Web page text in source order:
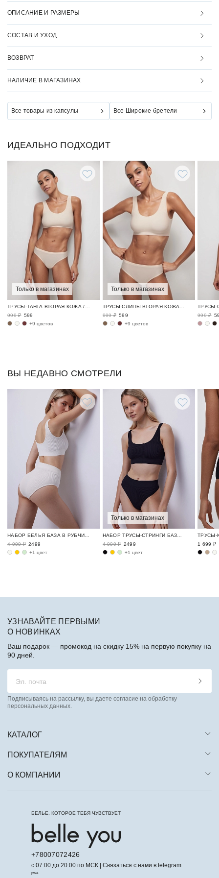
ОПИСАНИЕ И РАЗМЕРЫ
СОСТАВ И УХОД
ВОЗВРАТ
НАЛИЧИЕ В МАГАЗИНАХ
Все товары из капсулы Все Широкие бретели
ИДЕАЛЬНО ПОДХОДИТ
Только в магазинах
ТРУСЫ-ТАНГА ВТОРАЯ КОЖА / SKIN
999 ₽ 599
+9 цветов
Только в магазинах
ТРУСЫ-СЛИПЫ ВТОРАЯ КОЖА / SKIN
999 ₽ 599
+9 цветов
999 ₽
ВЫ НЕДАВНО СМОТРЕЛИ
4 999 ₽ 2499
+1 цвет
Только в магазинах
4 999 ₽ 2499
+1 цвет
1 699 ₽
КАТАЛОГ
ПОКУПАТЕЛЯМ
О КОМПАНИИ
УЗНАВАЙТЕ ПЕРВЫМИ
О НОВИНКАХ
Ваш подарок — промокод на скидку 15% на первую покупку на
90 дней.
Подписываясь на рассылку, вы даете согласие на обработку
персональных данных.
БЕЛЬЕ, КОТОРОЕ ТЕБЯ ЧУВСТВУЕТ
+78007072426
с 07:00 до 20:00 по МСК | Связаться с нами в telegram
pwa